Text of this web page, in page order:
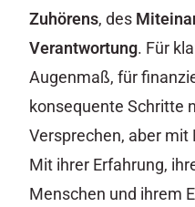
Zuhörens, des
Verantwortung. Für
Augenmaß, für
konsequente Schritte
Versprechen, aber mit
Mit ihrer Erfahrung,
Menschen und ihrem